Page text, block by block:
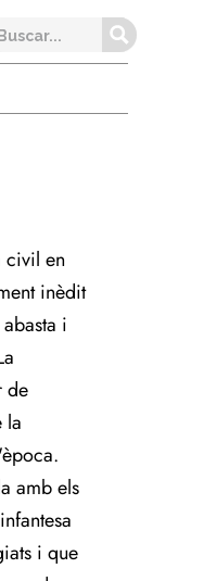
civil en
inèdit
i
de
la
amb els
i que